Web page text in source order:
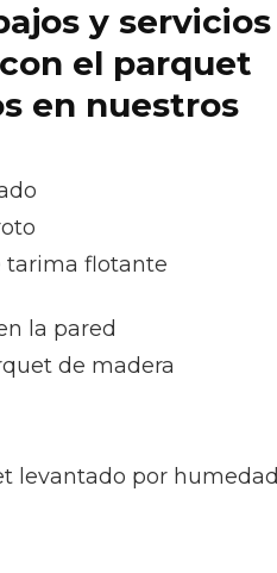
y servicios
el parquet
en nuestros
tarima flotante
la pared
de madera
levantado por humedad